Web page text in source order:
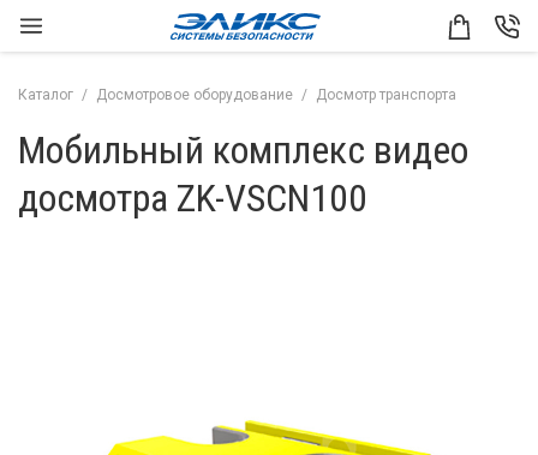
Каталог Досмотровое оборудование Досмотр транспорта
Мобильный комплекс видео
досмотра ZK-VSCN100